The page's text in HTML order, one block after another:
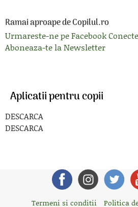
Ramai aproape de Copilul.ro
Urmareste-ne pe Facebook
Aboneaza-te la Newsletter
Aplicatii pentru copii
DESCARCA
DESCARCA
Termeni si conditii Politica